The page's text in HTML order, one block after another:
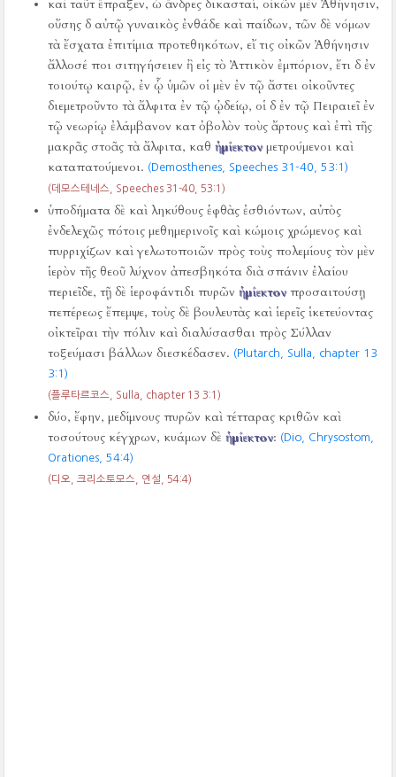
καὶ ταῦτ ἔπραξεν, ὦ ἄνδρες δικασταί, οἰκῶν μὲν Ἀθήνησιν,
οὔσης δ αὐτῷ γυναικὸς ἐνθάδε καὶ παίδων, τῶν δὲ νόμων
τὰ ἔσχατα ἐπιτίμια προτεθηκότων, εἴ τις οἰκῶν Ἀθήνησιν
ἄλλοσέ ποι σιτηγήσειεν ἢ εἰς τὸ Ἀττικὸν ἐμπόριον, ἔτι δ ἐν
τοιούτῳ καιρῷ, ἐν ᾧ ὑμῶν οἱ μὲν ἐν τῷ ἄστει οἰκοῦντες
διεμετροῦντο τὰ ἄλφιτα ἐν τῷ ᾠδείῳ, οἱ δ ἐν τῷ Πειραιεῖ ἐν
τῷ νεωρίῳ ἐλάμβανον κατ ὀβολὸν τοὺς ἄρτους καὶ ἐπὶ τῆς
μακρᾶς στοᾶς τὰ ἄλφιτα, καθἡμίεκτονμετρούμενοι καὶ
καταπατούμενοι. (Demosthenes, Speeches 31-40, 53:1)
(데모스테네스, Speeches 31-40, 53:1)
ὑποδήματα δὲ καὶ ληκύθους ἑφθὰς ἐσθιόντων, αὐτὸς
ἐνδελεχῶς πότοις μεθημερινοῖς καὶ κώμοις χρώμενος καὶ
πυρριχίζων καὶ γελωτοποιῶν πρὸς τοὺς πολεμίους τὸν μὲν
ἱερὸν τῆς θεοῦ λύχνον ἀπεσβηκότα διὰ σπάνιν ἐλαίου
περιεῖδε, τῇ δὲ ἱεροφάντιδι πυρῶνἡμίεκτονπροσαιτούσῃ
πεπέρεως ἔπεμψε, τοὺς δὲ βουλευτὰς καὶ ἱερεῖς ἱκετεύοντας
οἰκτεῖραι τὴν πόλιν καὶ διαλύσασθαι πρὸς Σύλλαν
τοξεύμασι βάλλων διεσκέδασεν. (Plutarch, Sulla, chapter 13
3:1)
(플루타르코스, Sulla, chapter 13 3:1)
δύο, ἔφην, μεδίμνους πυρῶν καὶ τέτταρας κριθῶν καὶ
τοσούτους κέγχρων, κυάμων δὲἡμίεκτον: (Dio, Chrysostom,
Orationes, 54:4)
(디오, 크리소토모스, 연설, 54:4)